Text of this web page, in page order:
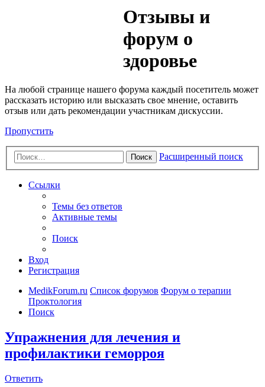
Отзывы и
форум о
здоровье
На любой странице нашего форума каждый посетитель может
рассказать историю или высказать свое мнение, оставить
отзыв или дать рекомендации участникам дискуссии.
Пропустить
Поиск Расширенный поиск
Ссылки
Темы без ответов
Активные темы
Поиск
Вход
Регистрация
MedikForum.ru Список форумов Форум о терапии
Проктология
Поиск
Упражнения для лечения и
профилактики геморроя
Ответить